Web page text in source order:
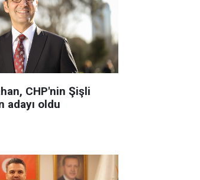
CHP'nin Şişli
adayı oldu